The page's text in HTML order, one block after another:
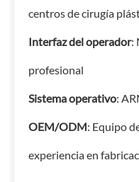
centros de cirugía
Interfaz del operador:
profesional
Sistema operativo:
OEM/ODM: Equipo
experiencia en